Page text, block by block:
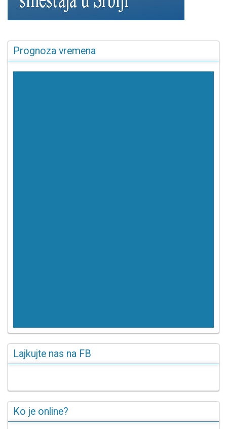
Prognoza vremena
Lajkujte nas na FB
Ko je online?